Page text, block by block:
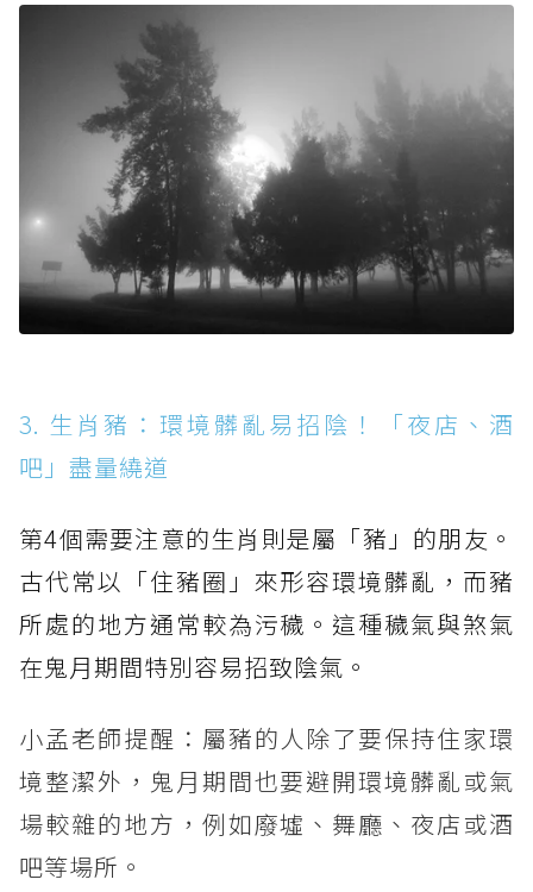
3. 生肖豬：環境髒亂易招陰！「夜店、酒
吧」盡量繞道
第4個需要注意的生肖則是屬「豬」的朋友。
古代常以「住豬圈」來形容環境髒亂，而豬
所處的地方通常較為污穢。這種穢氣與煞氣
在鬼月期間特別容易招致陰氣。
小孟老師提醒：屬豬的人除了要保持住家環
境整潔外，鬼月期間也要避開環境髒亂或氣
場較雜的地方，例如廢墟、舞廳、夜店或酒
吧等場所。